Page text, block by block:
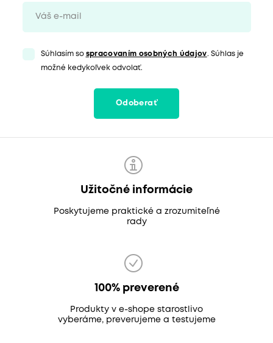
Súhlasím so spracovaním osobných údajov. Súhlas je
možné kedykoľvek odvolať.
Odoberať
Užitočné informácie
Poskytujeme praktické a zrozumiteľné
rady
100% preverené
Produkty v e-shope starostlivo
vyberáme, preverujeme a testujeme